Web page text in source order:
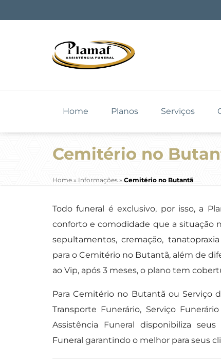
Home Planos Serviços
Cemitério no
Home » Informações » Cemitério no Butantã
Todo funeral é exclusivo, por isso, a
conforto e comodidade que a situação
sepultamentos, cremação,
para o Cemitério no Butantã, além de
ao Vip, após 3 meses, o plano tem
Para Cemitério no Butantã ou Serviço
Transporte Funerário, Serviço
Assistência Funeral disponibiliza
Funeral garantindo o melhor para seus